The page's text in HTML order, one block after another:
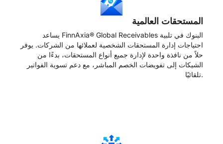
المستحقات العالمية
يساعد FinnAxia® Global Receivables البنوك في تلبية
احتياجات إدارة المستحقات الشخصية لعملائها من الشركات. يوفر
حلاً من نافذة واحدة لإدارة جميع أنواع المستحقات، بدءًا من
الشيكات إلى تفويضات الخصم المباشر، مع دعم تسوية الفواتير
تلقائيًا.